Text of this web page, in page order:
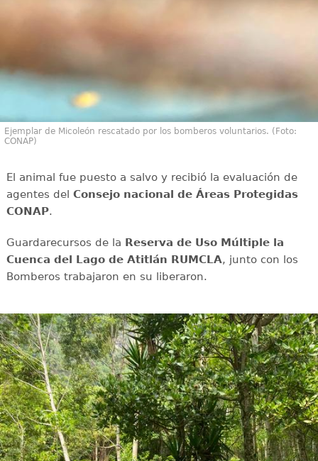
Ejemplar de Micoleón rescatado por los bomberos voluntarios. (Foto:
CONAP)
El animal fue puesto a salvo y recibió la evaluación de
agentes del Consejo nacional de Áreas Protegidas
CONAP.
Guardarecursos de la Reserva de Uso Múltiple la
Cuenca del Lago de Atitlán RUMCLA, junto con los
Bomberos trabajaron en su liberaron.